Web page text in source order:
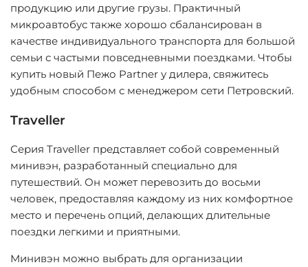
продукцию или другие грузы. Практичный
микроавтобус также хорошо сбалансирован в
качестве индивидуального транспорта для большой
семьи с частыми повседневными поездками. Чтобы
купить новый Пежо Partner у дилера, свяжитесь
удобным способом с менеджером сети Петровский.
Traveller
Серия Traveller представляет собой современный
минивэн, разработанный специально для
путешествий. Он может перевозить до восьми
человек, предоставляя каждому из них комфортное
место и перечень опций, делающих длительные
поездки легкими и приятными.
Минивэн можно выбрать для организации